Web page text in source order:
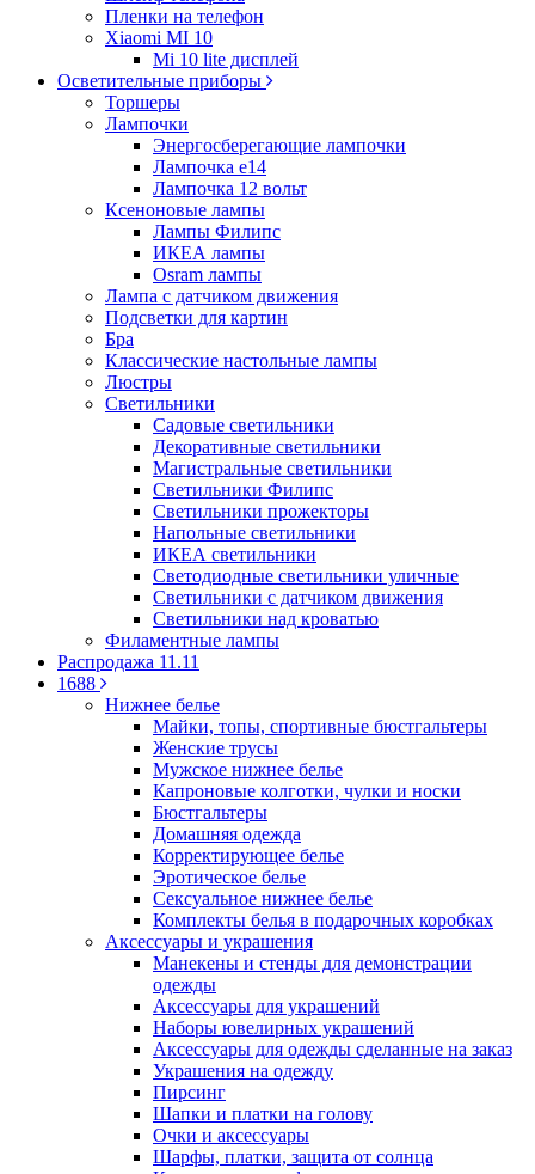
Пленки на телефон
Xiaomi MI 10
Mi 10 lite дисплей
Осветительные приборы
Торшеры
Лампочки
Энергосберегающие лампочки
Лампочка е14
Лампочка 12 вольт
Ксеноновые лампы
Лампы Филипс
ИКЕА лампы
Osram лампы
Лампа с датчиком движения
Подсветки для картин
Бра
Классические настольные лампы
Люстры
Светильники
Садовые светильники
Декоративные светильники
Магистральные светильники
Светильники Филипс
Светильники прожекторы
Напольные светильники
ИКЕА светильники
Светодиодные светильники уличные
Светильники с датчиком движения
Светильники над кроватью
Филаментные лампы
Распродажа 11.11
1688
Нижнее белье
Майки, топы, спортивные бюстгальтеры
Женские трусы
Мужское нижнее белье
Капроновые колготки, чулки и носки
Бюстгальтеры
Домашняя одежда
Корректирующее белье
Эротическое белье
Сексуальное нижнее белье
Комплекты белья в подарочных коробках
Аксессуары и украшения
Манекены и стенды для демонстрации
одежды
Аксессуары для украшений
Наборы ювелирных украшений
Аксессуары для одежды сделанные на заказ
Украшения на одежду
Пирсинг
Шапки и платки на голову
Очки и аксессуары
Шарфы, платки, защита от солнца